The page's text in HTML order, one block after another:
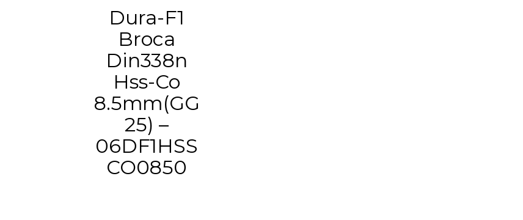
Dura-F1
Broca
Din338n
Hss-Co
8.5mm(GG
25) –
06DF1HSS
CO0850